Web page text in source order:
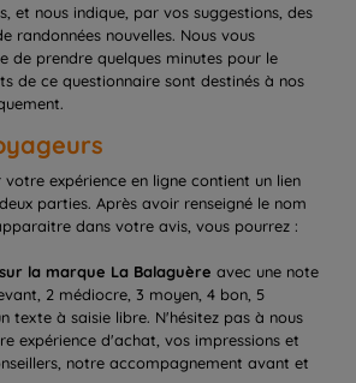
et nous indique, par vos suggestions, des
randonnées nouvelles. Nous vous
de prendre quelques minutes pour le
de ce questionnaire sont destinés à nos
expérience en ligne contient un lien
parties. Après avoir renseigné le nom
dans votre avis, vous pourrez :
la marque La Balaguèreavec une note
2 médiocre, 3 moyen, 4 bon, 5
texte à saisie libre. N'hésitez pas à nous
expérience d'achat, vos impressions et
notre accompagnement avant et